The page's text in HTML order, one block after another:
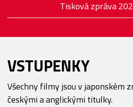
Tisková zpráva
VSTUPENKY
Všechny filmy jsou v japonském
českými a anglickými titulky.